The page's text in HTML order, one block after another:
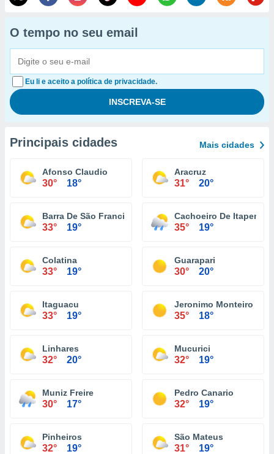
O tempo no seu email
Eu li e aceito a política de privacidade.
Principais cidades Mais cidades
Afonso Claudio
30° 18°
Aracruz
31° 20°
Barra De São Francisco
33° 19°
Cachoeiro De
35° 19°
Colatina
33° 19°
Guarapari
30° 20°
Itaguacu
33° 19°
Jeronimo Monteiro
35° 18°
Linhares
32° 20°
Mucurici
32° 19°
Muniz Freire
30° 17°
Pedro Canario
32° 19°
Pinheiros
32° 19°
São Mateus
31° 19°